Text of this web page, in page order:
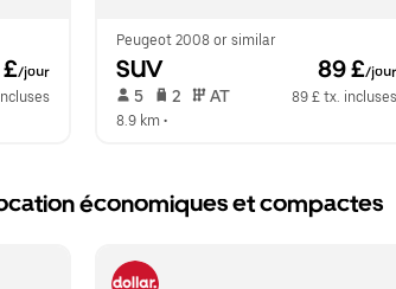
£/jour
Peugeot 2008 or similar
SUV 89 £/jour
5 2 AT
89 £ tx. incluses
8.9 km •
économiques et compactes